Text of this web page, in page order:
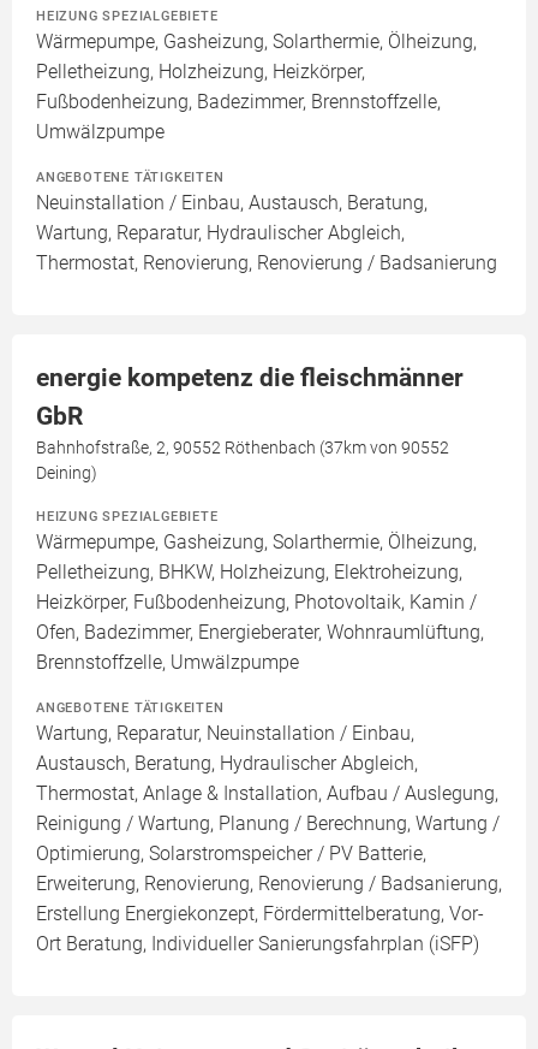
HEIZUNG SPEZIALGEBIETE
Wärmepumpe, Gasheizung, Solarthermie, Ölheizung,
Pelletheizung, Holzheizung, Heizkörper,
Fußbodenheizung, Badezimmer, Brennstoffzelle,
Umwälzpumpe
ANGEBOTENE TÄTIGKEITEN
Neuinstallation / Einbau, Austausch, Beratung,
Wartung, Reparatur, Hydraulischer Abgleich,
Thermostat, Renovierung, Renovierung / Badsanierung
energie kompetenz die fleischmänner
GbR
Bahnhofstraße, 2, 90552 Röthenbach (37km von 90552
Deining)
HEIZUNG SPEZIALGEBIETE
Wärmepumpe, Gasheizung, Solarthermie, Ölheizung,
Pelletheizung, BHKW, Holzheizung, Elektroheizung,
Heizkörper, Fußbodenheizung, Photovoltaik, Kamin /
Ofen, Badezimmer, Energieberater, Wohnraumlüftung,
Brennstoffzelle, Umwälzpumpe
ANGEBOTENE TÄTIGKEITEN
Wartung, Reparatur, Neuinstallation / Einbau,
Austausch, Beratung, Hydraulischer Abgleich,
Thermostat, Anlage & Installation, Aufbau / Auslegung,
Reinigung / Wartung, Planung / Berechnung, Wartung /
Optimierung, Solarstromspeicher / PV Batterie,
Erweiterung, Renovierung, Renovierung / Badsanierung,
Erstellung Energiekonzept, Fördermittelberatung, Vor-
Ort Beratung, Individueller Sanierungsfahrplan (iSFP)